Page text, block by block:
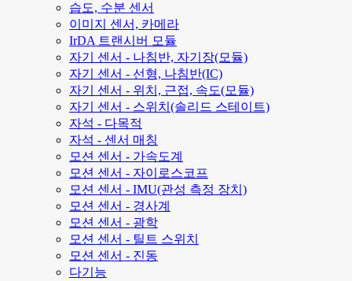
습도, 수분 센서
이미지 센서, 카메라
IrDA 트랜시버 모듈
자기 센서 - 나침반, 자기장(모듈)
자기 센서 - 선형, 나침반(IC)
자기 센서 - 위치, 근접, 속도(모듈)
자기 센서 - 스위치(솔리드 스테이트)
자석 - 다목적
자석 - 센서 매칭
모션 센서 - 가속도계
모션 센서 - 자이로스코프
모션 센서 - IMU(관성 측정 장치)
모션 센서 - 경사계
모션 센서 - 광학
모션 센서 - 틸트 스위치
모션 센서 - 진동
다기능